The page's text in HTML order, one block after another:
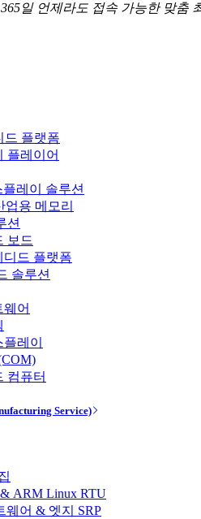
일 언제라도 접속 가능한 맞춤
드 플랫폼
플레이어
플레이 솔루션
업용 메모리
션
보드
디드 플랫폼
솔루션
어
레이
컴퓨터
Service)
ARM Linux RTU
웨어 & 엣지 SRP